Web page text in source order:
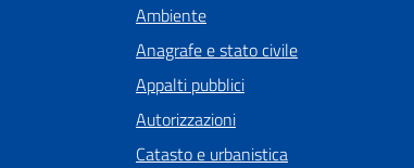
Ambiente
Anagrafe e stato civile
Appalti pubblici
Autorizzazioni
Catasto e urbanistica